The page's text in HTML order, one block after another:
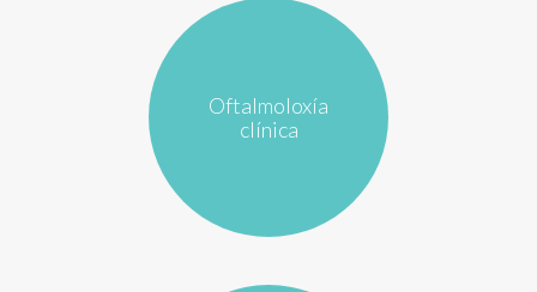
Oftalmoloxía
clínica